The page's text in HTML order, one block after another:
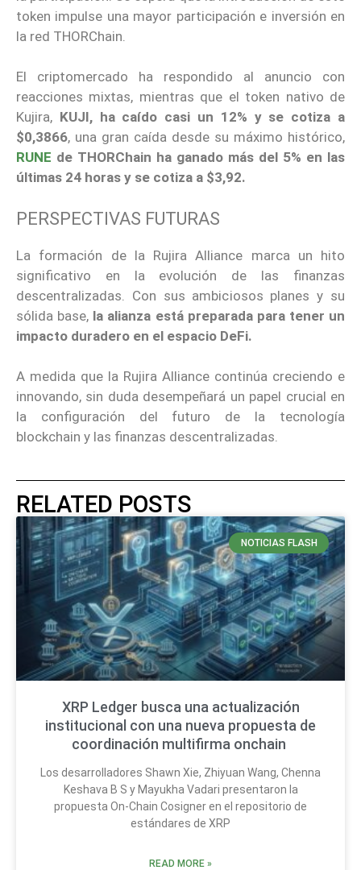
token impulse una mayor participación e inversión en
la red THORChain.
El criptomercado ha respondido al anuncio con
reacciones mixtas, mientras que el token nativo de
Kujira, KUJI, ha caído casi un 12% y se cotiza a
$0,3866, una gran caída desde su máximo histórico,
RUNE de THORChain ha ganado más del 5% en las
últimas 24 horas y se cotiza a $3,92.
PERSPECTIVAS FUTURAS
La formación de la Rujira Alliance marca un hito
significativo en la evolución de las finanzas
descentralizadas. Con sus ambiciosos planes y su
sólida base, la alianza está preparada para tener un
impacto duradero en el espacio DeFi.
A medida que la Rujira Alliance continúa creciendo e
innovando, sin duda desempeñará un papel crucial en
la configuración del futuro de la tecnología
blockchain y las finanzas descentralizadas.
RELATED POSTS
NOTICIAS FLASH
XRP Ledger busca una actualización
institucional con una nueva propuesta de
coordinación multifirma onchain
Los desarrolladores Shawn Xie, Zhiyuan Wang, Chenna
Keshava B S y Mayukha Vadari presentaron la
propuesta On-Chain Cosigner en el repositorio de
estándares de XRP
READ MORE »